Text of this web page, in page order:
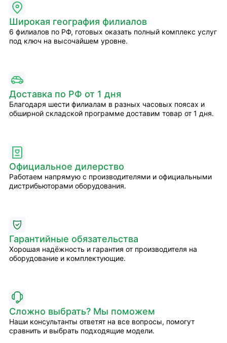
Широкая география филиалов
6 филиалов по РФ, готовых оказать полный комплекс услуг
под ключ на высочайшем уровне.
Доставка по РФ от 1 дня
Благодаря шести филиалам в разных часовых поясах и
обширной складской программе доставим товар от 1 дня.
Официальное дилерство
Работаем напрямую с производителями и официальными
дистрибьюторами оборудования.
Гарантийные обязательства
Хорошая надёжность и гарантия от производителя на
оборудование и комплектующие.
Сложно выбрать? Мы поможем
Наши консультанты ответят на все вопросы, помогут
сравнить и выбрать подходящие модели.